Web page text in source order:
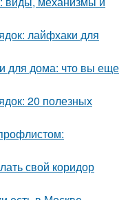
лайфхаки для
для дома: что вы еще
20 полезных
свой коридор